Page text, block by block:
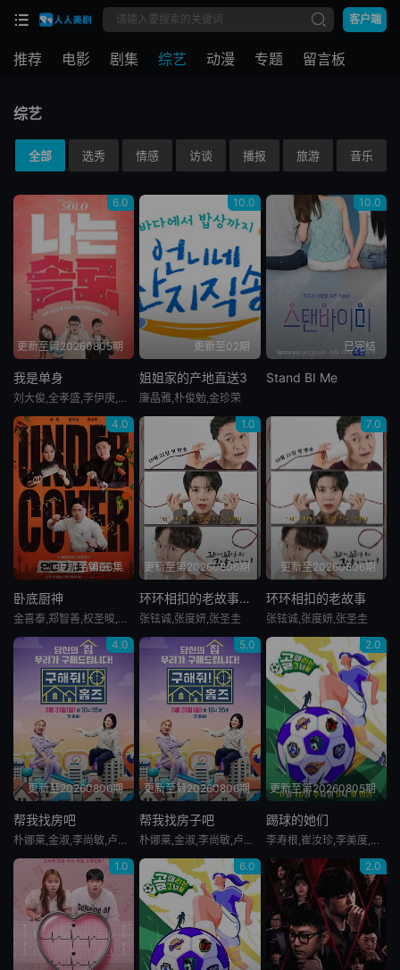
客户端
推荐 电影 剧集 综艺 动漫 专题 留言板
综艺
全部 选秀 情感 访谈 播报 旅游 音乐
6.0
更新至第20260805期
我是单身
刘大俊,全孝盛,李伊庚,宋海娜
10.0
更新至02期
姐姐家的产地直送3
廉晶雅,朴俊勉,金珍荣
10.0
已完结
Stand BI Me
4.0
更新至第06集
卧底厨神
金喜泰,郑智善,权圣晙,金风
1.0
更新至第20260806期
环环相扣的老故事第四季
张铉诚,张度妍,张圣圭
7.0
更新至20260806期
环环相扣的老故事
张铉诚,张度妍,张圣圭
4.0
更新至20260806期
帮我找房吧
朴娜莱,金淑,李尚敏,卢洪哲,洪真庆,黄光熙
5.0
更新至第20260806期
帮我找房子吧
朴娜莱,金淑,李尚敏,卢洪哲,洪真庆,黄光熙
2.0
更新至第20260805期
踢球的她们
李寿根,崔汝珍,李美度,金才禾,张真熙,郑慧仁,池易洙,이영표,한채아,심하은,명서현,양은지,남현희,박승희,이성미,신봉선,이경실,조혜련
1.0
6.0 2.0